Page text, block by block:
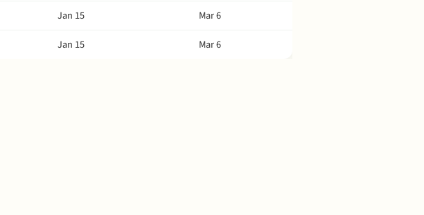
Jan 15
Mar 6
Jan 15 Mar 6